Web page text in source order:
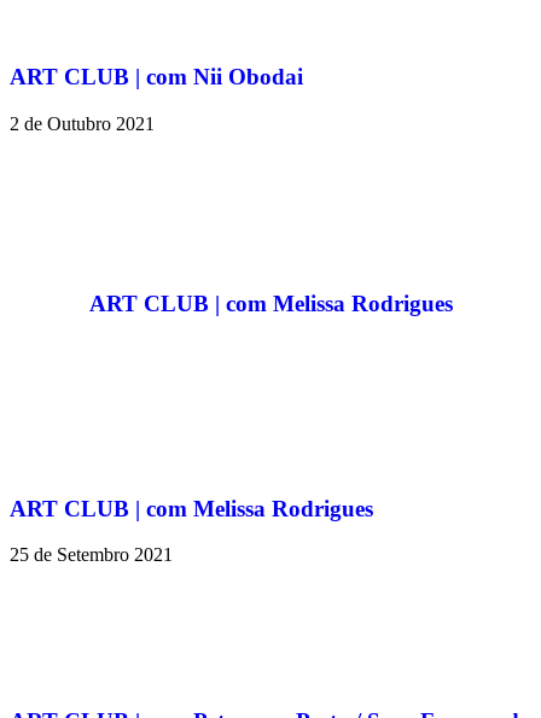
ART CLUB | com Nii Obodai
2 de Outubro 2021
ART CLUB | com Melissa Rodrigues
ART CLUB | com Melissa Rodrigues
25 de Setembro 2021